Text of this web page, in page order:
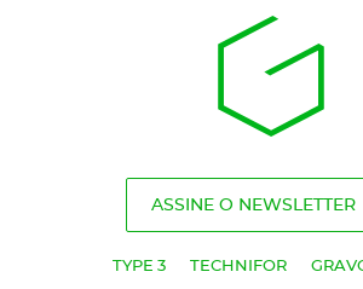
ASSINE O NEWSLETTER
TYPE 3 TECHNIFOR